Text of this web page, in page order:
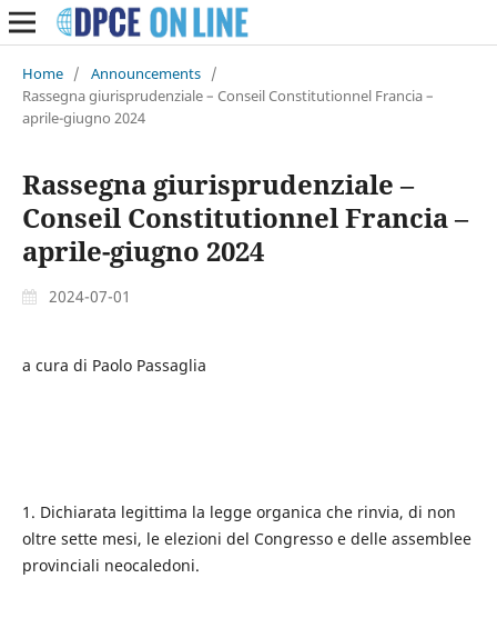
Home / Announcements /
Rassegna giurisprudenziale – Conseil Constitutionnel Francia –
aprile-giugno 2024
Rassegna giurisprudenziale –
Conseil Constitutionnel Francia –
aprile-giugno 2024
2024-07-01
a cura di Paolo Passaglia
1. Dichiarata legittima la legge organica che rinvia, di non
oltre sette mesi, le elezioni del Congresso e delle assemblee
provinciali neocaledoni.